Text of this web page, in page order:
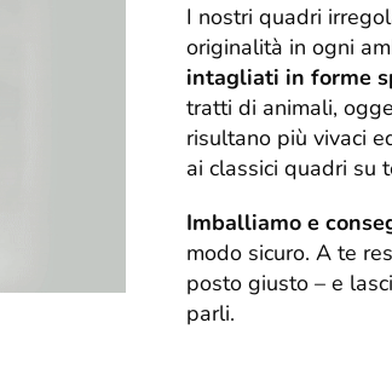
I nostri quadri
originalità in ogni
intagliati in forme
tratti di animali,
risultano più vivaci
ai classici quadri su
Imballiamo e
modo sicuro. A te
posto giusto – e
parli.